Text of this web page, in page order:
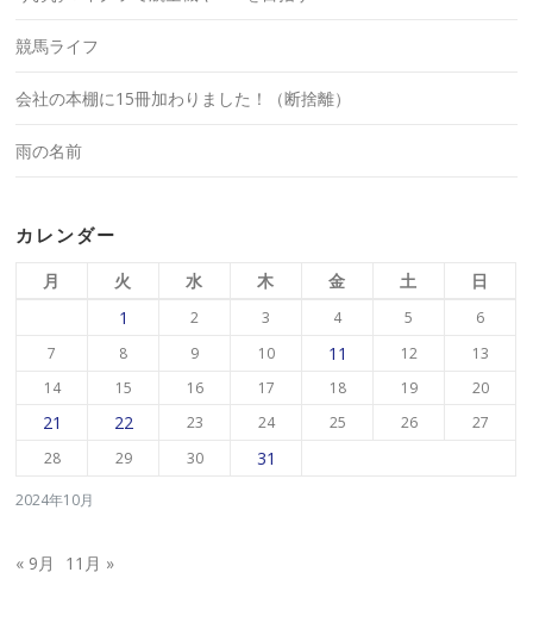
競馬ライフ
会社の本棚に15冊加わりました！（断捨離）
雨の名前
カレンダー
2024年10月
月 火 水 木 金 土
日
1
2 3 4 5
6
7
8 9 10 11 12
13
14
15 16 17 18 19 20
21 22 23 24 25 26
27
28
29 30 31
« 9月 11月 »